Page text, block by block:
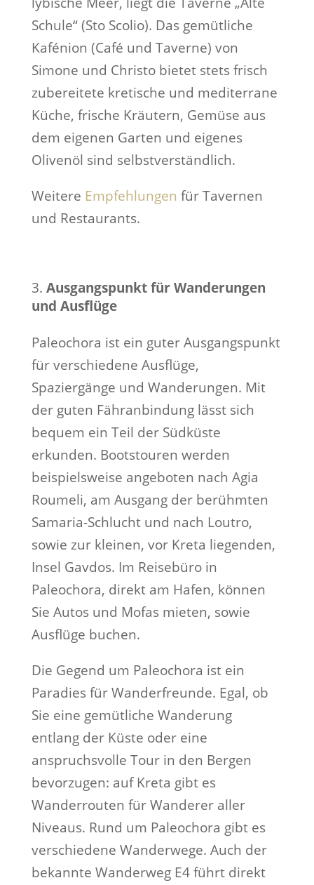
Schule“ (Sto Scolio). Das gemütliche
Kafénion (Café und Taverne) von
Simone und Christo bietet stets frisch
zubereitete kretische und mediterrane
Küche, frische Kräutern, Gemüse aus
dem eigenen Garten und eigenes
Olivenöl sind selbstverständlich.
Weitere Empfehlungen für Tavernen
und Restaurants.
Ausgangspunkt für Wanderungen
und Ausflüge
Paleochora ist ein guter Ausgangspunkt
für verschiedene Ausflüge,
Spaziergänge und Wanderungen. Mit
der guten Fähranbindung lässt sich
bequem ein Teil der Südküste
erkunden. Bootstouren werden
beispielsweise angeboten nach Agia
Roumeli, am Ausgang der berühmten
Samaria-Schlucht und nach Loutro,
sowie zur kleinen, vor Kreta liegenden,
Insel Gavdos. Im Reisebüro in
Paleochora, direkt am Hafen, können
Sie Autos und Mofas mieten, sowie
Ausflüge buchen.
Die Gegend um Paleochora ist ein
Paradies für Wanderfreunde. Egal, ob
Sie eine gemütliche Wanderung
entlang der Küste oder eine
anspruchsvolle Tour in den Bergen
bevorzugen: auf Kreta gibt es
Wanderrouten für Wanderer aller
Niveaus. Rund um Paleochora gibt es
verschiedene Wanderwege. Auch der
bekannte Wanderweg E4 führt direkt